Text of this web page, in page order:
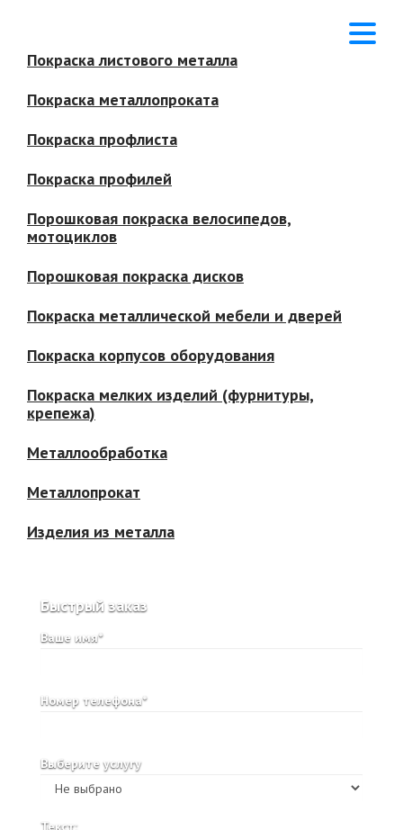
Покраска листового металла
Покраска металлопроката
Покраска профлиста
Покраска профилей
Порошковая покраска велосипедов,
мотоциклов
Порошковая покраска дисков
Покраска металлической мебели и дверей
Покраска корпусов оборудования
Покраска мелких изделий (фурнитуры,
крепежа)
Металлообработка
Металлопрокат
Изделия из металла
Быстрый заказ
Ваше имя*
Номер телефона*
Выберите услугу
Текст: